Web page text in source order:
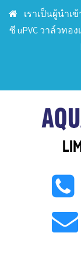
เราเป็นผู้นำ
ซี uPVC วาล์วทอง